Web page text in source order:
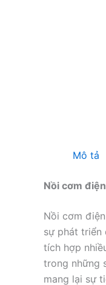
Mô tả
Nồi cơm
Nồi cơm
sự phát triển
tích hợp
trong những
mang lại sự